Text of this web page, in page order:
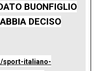
BUONFIGLIO
DECISO
sport-italiano-